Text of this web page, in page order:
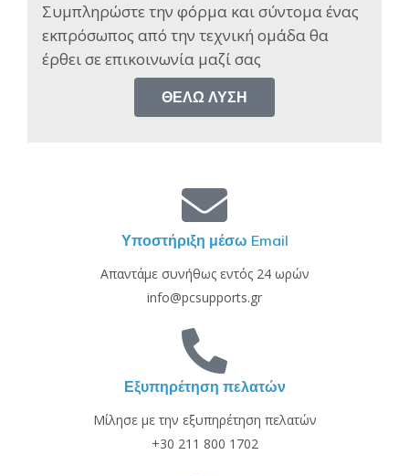
Συμπληρώστε την φόρμα και σύντομα ένας
εκπρόσωπος από την τεχνική ομάδα θα
έρθει σε επικοινωνία μαζί σας​
ΘΈΛΩ ΛΎΣΗ
Υποστήριξη μέσω Email
Απαντάμε συνήθως εντός 24 ωρών
info@pcsupports.gr
Εξυπηρέτηση πελατών
Μίλησε με την εξυπηρέτηση πελατών
+30 211 800 1702